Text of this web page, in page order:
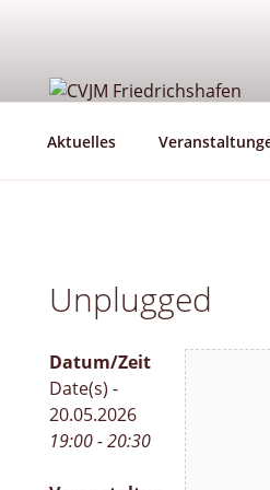
Aktuelles
Unplugged
Datum/Zeit
Date(s) -
20.05.2026
19:00 - 20:30